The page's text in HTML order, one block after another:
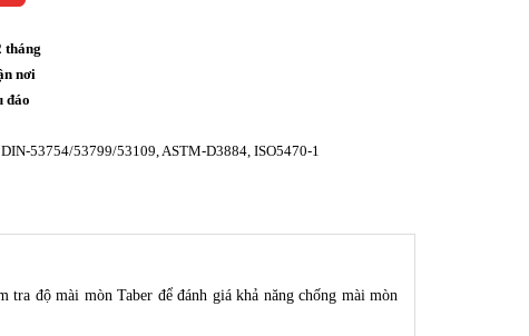
tháng
nơi
đáo
53754/53799/53109, ASTM-D3884, ISO5470-1
độ mài mòn Taber để đánh giá khả năng chống mài mòn